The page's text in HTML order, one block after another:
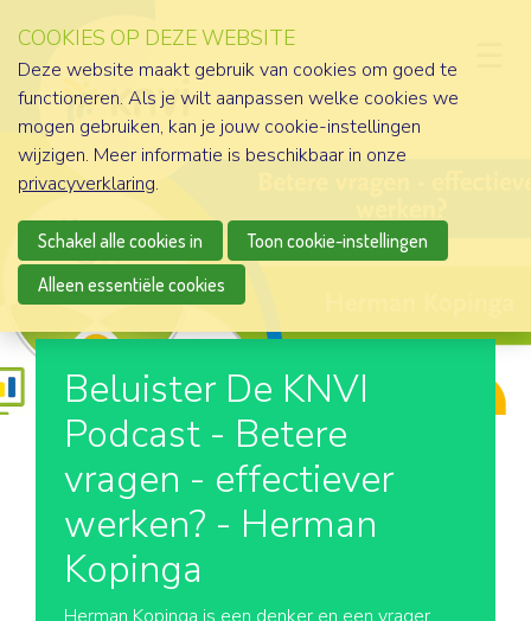
Beluister De KNVI
Podcast - Betere
vragen - effectiever
werken? - Herman
Kopinga
Herman Kopinga is een denker en een vrager
COOKIES OP DEZE WEBSITE
Deze website maakt gebruik van cookies om goed te
functioneren. Als je wilt aanpassen welke cookies we
mogen gebruiken, kan je jouw cookie-instellingen
wijzigen. Meer informatie is beschikbaar in onze
privacyverklaring.
Schakel alle cookies in
Toon cookie-instellingen
Alleen essentiële cookies